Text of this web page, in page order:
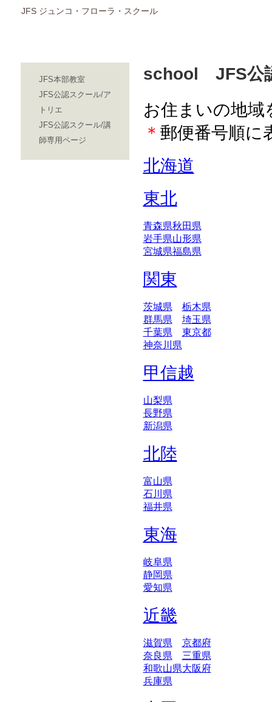
JFS ジュンコ・フローラ・スクール
JFS本部教室
JFS公認スクール/ア
トリエ
JFS公認スクール/講
師専用ページ
school JFS公
お住まいの地
＊ 郵便番号順に
北海道
東北
青森県秋田県
岩手県山形県
宮城県福島県
関東
茨城県
栃木県
群馬県
埼玉県
千葉県
東京都
神奈川県
甲信越
山梨県
長野県
新潟県
北陸
富山県
石川県
福井県
東海
岐阜県
静岡県
愛知県
近畿
滋賀県
京都府
奈良県
三重県
和歌山県大阪府
兵庫県